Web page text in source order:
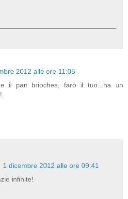
2012 alle ore 11:05
il pan brioches, farò il tuo...ha un
1 dicembre 2012 alle ore 09:41
infinite!